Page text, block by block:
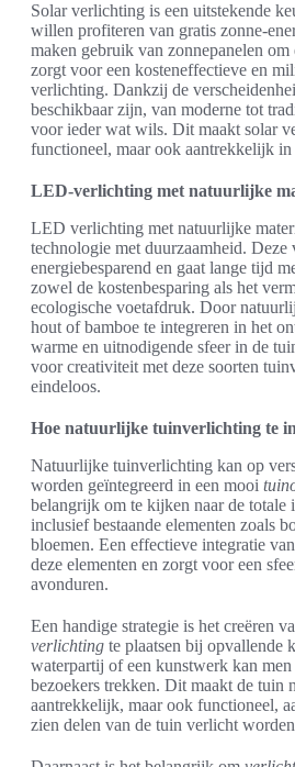
Solar verlichting is een uitstekende
willen profiteren van gratis zonne-
maken gebruik van zonnepanelen om
zorgt voor een kosteneffectieve en
verlichting. Dankzij de
beschikbaar zijn, van moderne tot
voor ieder wat wils. Dit maakt solar
functioneel, maar ook aantrekkelijk in
LED-verlichting met natuurlijke
LED verlichting met natuurlijke
technologie met duurzaamheid. Deze
energiebesparend en gaat lange tijd
zowel de kostenbesparing als het
ecologische voetafdruk. Door
hout of bamboe te integreren in het
warme en uitnodigende sfeer in de
voor creativiteit met deze soorten
eindeloos.
Hoe natuurlijke tuinverlichting te
Natuurlijke tuinverlichting kan op
worden geïntegreerd in een mooi
belangrijk om te kijken naar de totale
inclusief bestaande elementen zoals
bloemen. Een effectieve integratie van
deze elementen en zorgt voor een
avonduren.
Een handige strategie is het creëren
verlichting te plaatsen bij opvallende
waterpartij of een kunstwerk kan men
bezoekers trekken. Dit maakt de tuin
aantrekkelijk, maar ook functioneel,
zien delen van de tuin verlicht